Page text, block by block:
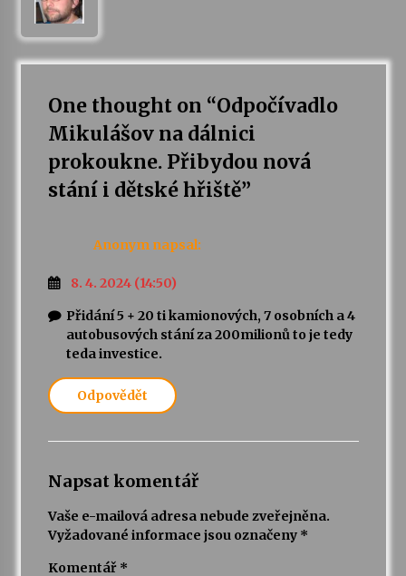
One thought on “Odpočívadlo
Mikulášov na dálnici
prokoukne. Přibydou nová
stání i dětské hřiště”
Anonym napsal:
8. 4. 2024 (14:50)
Přidání 5 + 20 ti kamionových, 7 osobních a 4
autobusových stání za 200milionů to je tedy
teda investice.
Odpovědět
Napsat komentář
Vaše e-mailová adresa nebude zveřejněna.
Vyžadované informace jsou označeny *
Komentář *